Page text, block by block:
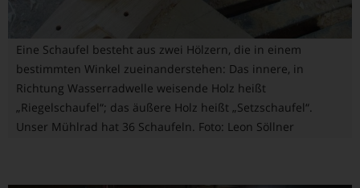
Eine Schaufel besteht aus zwei Hölzern, die in einem
bestimmten Winkel zueinanderstehen: Das innere, in
Richtung Wasserradwelle weisende Holz heißt
„Riegelschaufel“; das äußere Holz heißt „Setzschaufel“.
Unser Mühlrad hat 36 Schaufeln. Foto: Leon Söllner